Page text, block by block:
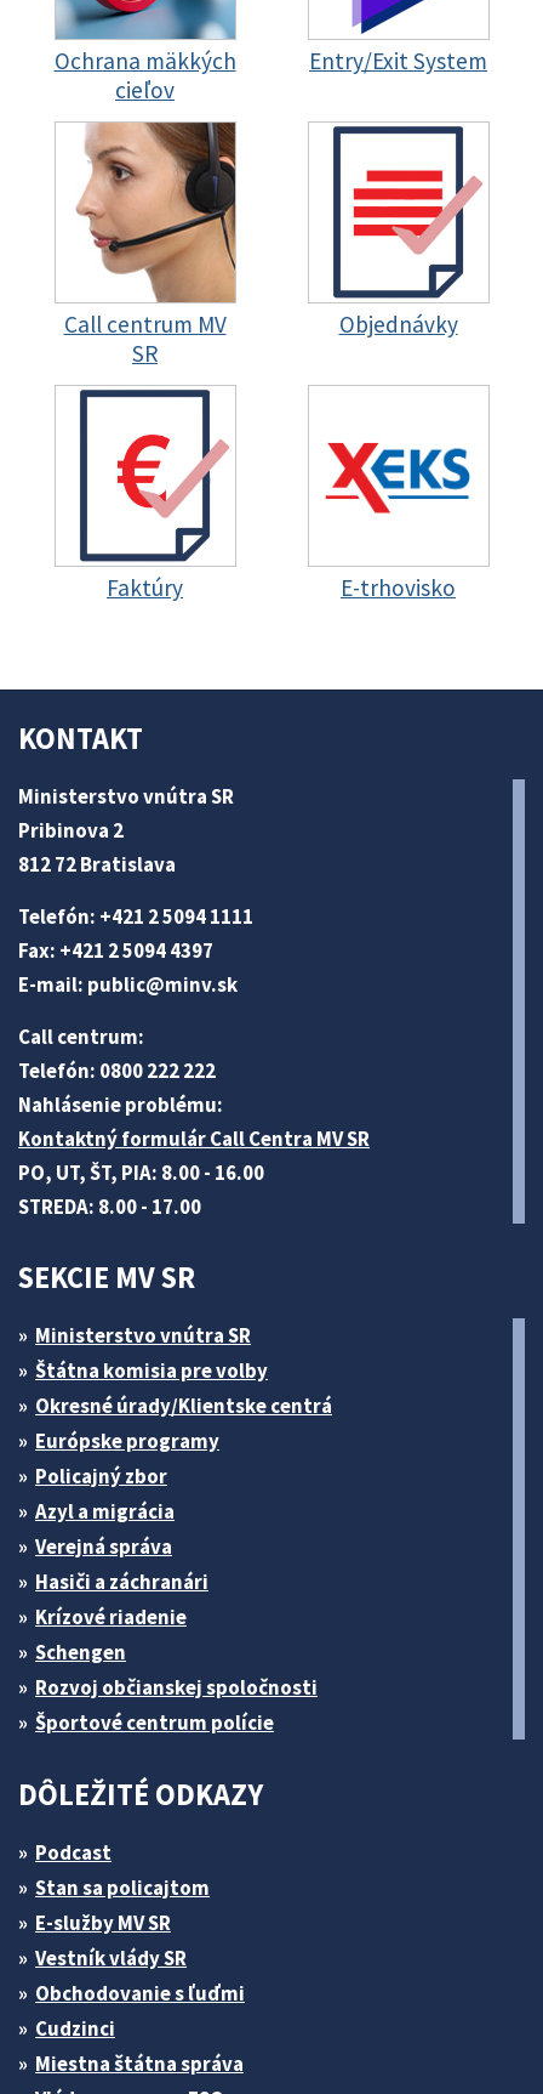
Ochrana mäkkých
cieľov
Entry/Exit System
Call centrum MV
SR
Objednávky
Faktúry E-trhovisko
KONTAKT
Ministerstvo vnútra SR
Pribinova 2
812 72 Bratislava
Telefón: +421 2 5094 1111
Fax: +421 2 5094 4397
E-mail: public@minv.sk
Call centrum:
Telefón: 0800 222 222
Nahlásenie problému:
Kontaktný formulár Call Centra MV SR
PO, UT, ŠT, PIA: 8.00 - 16.00
STREDA: 8.00 - 17.00
SEKCIE MV SR
Ministerstvo vnútra SR
Štátna komisia pre volby
Okresné úrady/Klientske centrá
Európske programy
Policajný zbor
Azyl a migrácia
Verejná správa
Hasiči a záchranári
Krízové riadenie
Schengen
Rozvoj občianskej spoločnosti
Športové centrum polície
DÔLEŽITÉ ODKAZY
Podcast
Stan sa policajtom
E-služby MV SR
Vestník vlády SR
Obchodovanie s ľuďmi
Cudzinci
Miestna štátna správa